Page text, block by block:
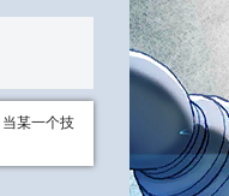
某一个技